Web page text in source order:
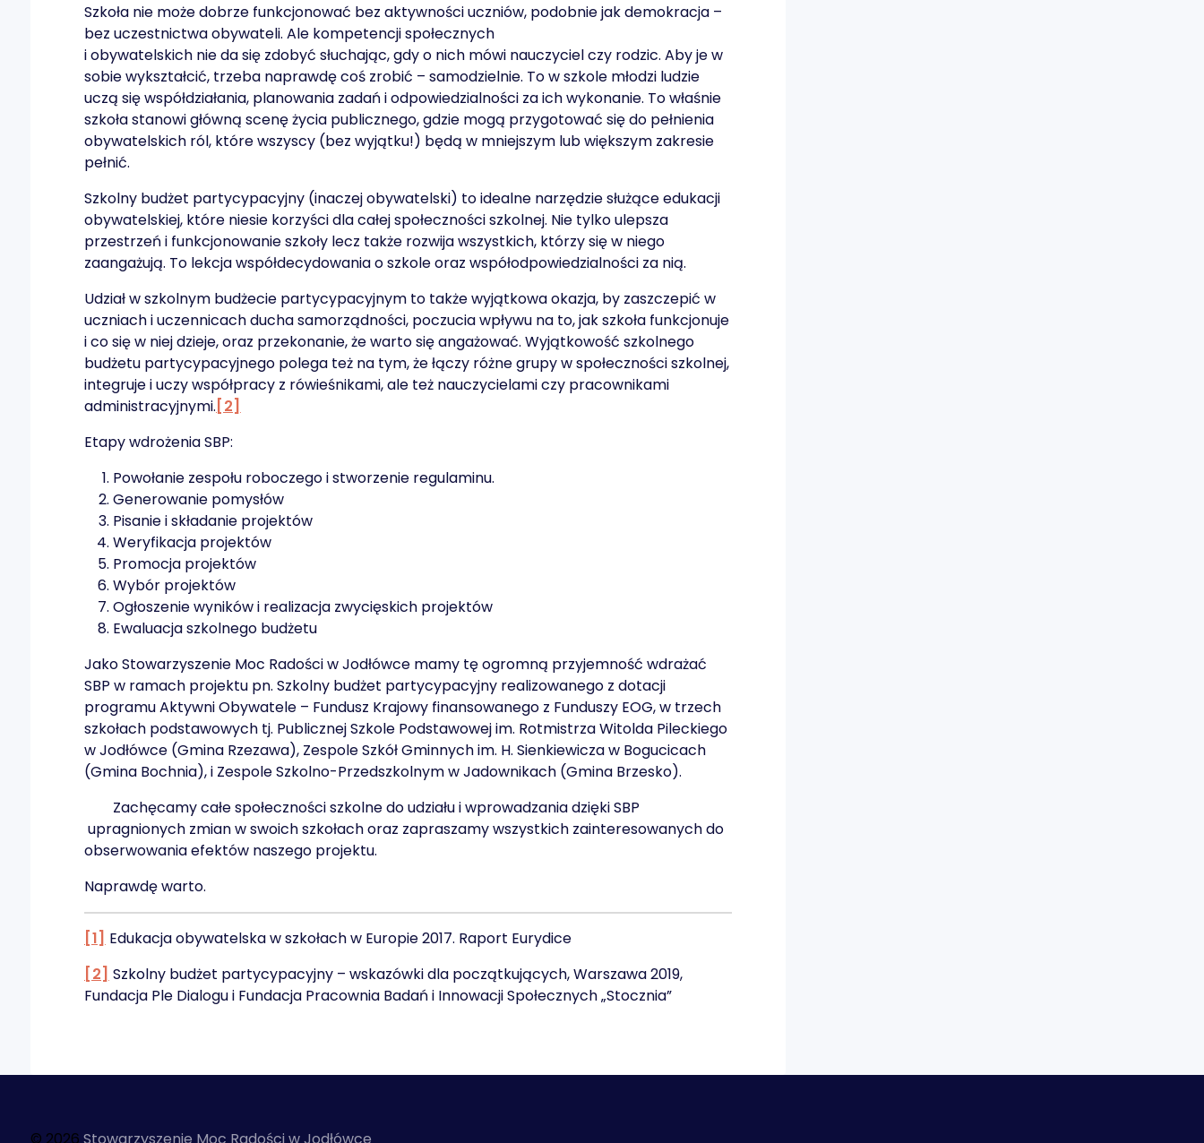
Szkoła nie może dobrze funkcjonować bez aktywności uczniów, podobnie jak demokracja –
bez uczestnictwa obywateli. Ale kompetencji społecznych
i obywatelskich nie da się zdobyć słuchając, gdy o nich mówi nauczyciel czy rodzic. Aby je w
sobie wykształcić, trzeba naprawdę coś zrobić – samodzielnie. To w szkole młodzi ludzie
uczą się współdziałania, planowania zadań i odpowiedzialności za ich wykonanie. To właśnie
szkoła stanowi główną scenę życia publicznego, gdzie mogą przygotować się do pełnienia
obywatelskich ról, które wszyscy (bez wyjątku!) będą w mniejszym lub większym zakresie
pełnić.
Szkolny budżet partycypacyjny (inaczej obywatelski) to idealne narzędzie służące edukacji
obywatelskiej, które niesie korzyści dla całej społeczności szkolnej. Nie tylko ulepsza
przestrzeń i funkcjonowanie szkoły lecz także rozwija wszystkich, którzy się w niego
zaangażują. To lekcja współdecydowania o szkole oraz współodpowiedzialności za nią.
Udział w szkolnym budżecie partycypacyjnym to także wyjątkowa okazja, by zaszczepić w
uczniach i uczennicach ducha samorządności, poczucia wpływu na to, jak szkoła funkcjonuje
i co się w niej dzieje, oraz przekonanie, że warto się angażować. Wyjątkowość szkolnego
budżetu partycypacyjnego polega też na tym, że łączy różne grupy w społeczności szkolnej,
integruje i uczy współpracy z rówieśnikami, ale też nauczycielami czy pracownikami
administracyjnymi. [2]
Etapy wdrożenia SBP:
Powołanie zespołu roboczego i stworzenie regulaminu.
Generowanie pomysłów
Pisanie i składanie projektów
Weryfikacja projektów
Promocja projektów
Wybór projektów
Ogłoszenie wyników i realizacja zwycięskich projektów
Ewaluacja szkolnego budżetu
Jako Stowarzyszenie Moc Radości w Jodłówce mamy tę ogromną przyjemność wdrażać
SBP w ramach projektu pn. Szkolny budżet partycypacyjny realizowanego z dotacji
programu Aktywni Obywatele – Fundusz Krajowy finansowanego z Funduszy EOG, w trzech
szkołach podstawowych tj. Publicznej Szkole Podstawowej im. Rotmistrza Witolda Pileckiego
w Jodłówce (Gmina Rzezawa), Zespole Szkół Gminnych im. H. Sienkiewicza w Bogucicach
(Gmina Bochnia), i Zespole Szkolno-Przedszkolnym w Jadownikach (Gmina Brzesko).
Zachęcamy całe społeczności szkolne do udziału i wprowadzania dzięki SBP
upragnionych zmian w swoich szkołach oraz zapraszamy wszystkich zainteresowanych do
obserwowania efektów naszego projektu.
Naprawdę warto.
[1] Edukacja obywatelska w szkołach w Europie 2017. Raport Eurydice
[2] Szkolny budżet partycypacyjny – wskazówki dla początkujących, Warszawa 2019,
Fundacja Ple Dialogu i Fundacja Pracownia Badań i Innowacji Społecznych „Stocznia”
© 2026 Stowarzyszenie Moc Radości w Jodłówce